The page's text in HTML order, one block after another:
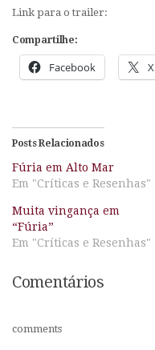
Link para o trailer:
Compartilhe:
Facebook X
Posts Relacionados
Fúria em Alto Mar
Em "Críticas e Resenhas"
Muita vingança em
“Fúria”
Em "Críticas e Resenhas"
Comentários
comments